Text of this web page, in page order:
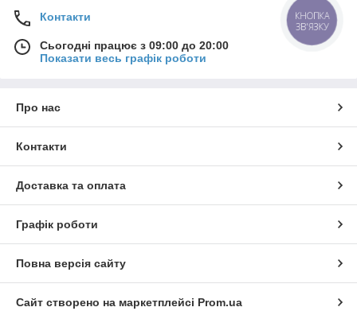
Контакти
Сьогодні працює з 09:00 до 20:00
Показати весь графік роботи
Про нас
Контакти
Доставка та оплата
Графік роботи
Повна версія сайту
Сайт створено на маркетплейсі Prom.ua
КНОПКА
ЗВ'ЯЗКУ